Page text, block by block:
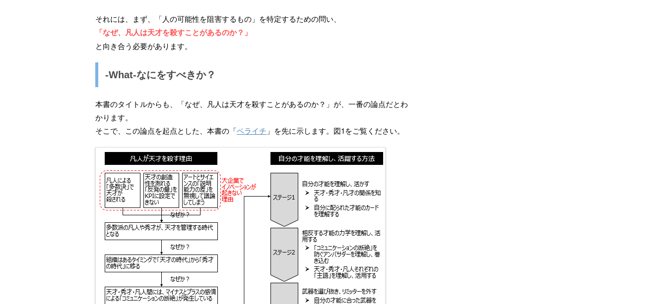
それには、まず、「人の可能性を阻害するもの」を特定するための問い、
「なぜ、凡人は天才を殺すことがあるのか？」
と向き合う必要があります。
-What-なにをすべきか？
本書のタイトルからも、「なぜ、凡人は天才を殺すことがあるのか？」が、一番の論点だとわ
かります。
そこで、この論点を起点とした、本書の「ペライチ 」を先に示します。図1をご覧ください。